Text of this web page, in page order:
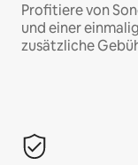
Profitiere von
und einer
zusätzliche